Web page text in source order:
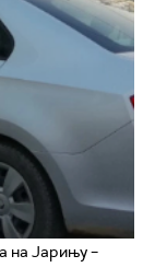
на Јарињу –